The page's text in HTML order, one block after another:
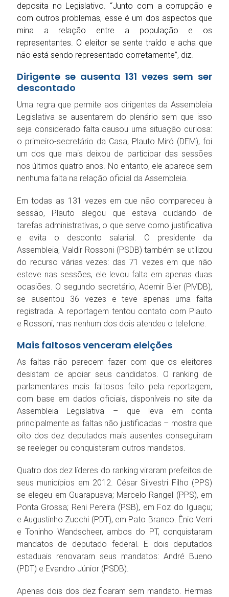
deposita no Legislativo. “Junto com a corrupção e
com outros problemas, esse é um dos aspectos que
mina a relação entre a população e os
representantes. O eleitor se sente traído e acha que
não está sendo representado corretamente”, diz.
Dirigente se ausenta 131 vezes sem ser
descontado
Uma regra que permite aos dirigentes da Assembleia
Legislativa se ausentarem do plenário sem que isso
seja considerado falta causou uma situação curiosa:
o primeiro-secretário da Casa, Plauto Miró (DEM), foi
um dos que mais deixou de participar das sessões
nos últimos quatro anos. No entanto, ele aparece sem
nenhuma falta na relação oficial da Assembleia.
Em todas as 131 vezes em que não compareceu à
sessão, Plauto alegou que estava cuidando de
tarefas administrativas, o que serve como justificativa
e evita o desconto salarial. O presidente da
Assembleia, Valdir Rossoni (PSDB) também se utilizou
do recurso várias vezes: das 71 vezes em que não
esteve nas sessões, ele levou falta em apenas duas
ocasiões. O segundo secretário, Ademir Bier (PMDB),
se ausentou 36 vezes e teve apenas uma falta
registrada. A reportagem tentou contato com Plauto
e Rossoni, mas nenhum dos dois atendeu o telefone.
Mais faltosos venceram eleições
As faltas não parecem fazer com que os eleitores
desistam de apoiar seus candidatos. O ranking de
parlamentares mais faltosos feito pela reportagem,
com base em dados oficiais, disponíveis no site da
Assembleia Legislativa – que leva em conta
principalmente as faltas não justificadas – mostra que
oito dos dez deputados mais ausentes conseguiram
se reeleger ou conquistaram outros mandatos.
Quatro dos dez líderes do ranking viraram prefeitos de
seus municípios em 2012. César Silvestri Filho (PPS)
se elegeu em Guarapuava; Marcelo Rangel (PPS), em
Ponta Grossa; Reni Pereira (PSB), em Foz do Iguaçu;
e Augustinho Zucchi (PDT), em Pato Branco. Ênio Verri
e Toninho Wandscheer, ambos do PT, conquistaram
mandatos de deputado federal. E dois deputados
estaduais renovaram seus mandatos: André Bueno
(PDT) e Evandro Júnior (PSDB).
Apenas dois dos dez ficaram sem mandato. Hermas